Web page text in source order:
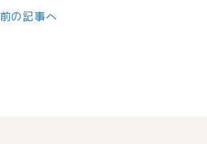
前の記事へ